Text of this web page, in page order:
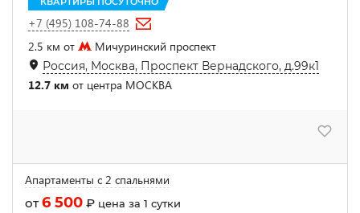
+7 (495) 108-74-88
2.5 км от
Мичуринский проспект
Россия, Москва, Проспект Вернадского, д.99к1
12.7 км от центра МОСКВА
Апартаменты с 2 спальнями
от6 500 ₽ цена за 1 сутки